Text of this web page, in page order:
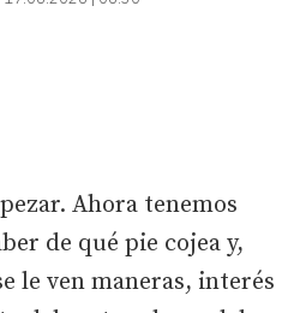
Ahora tenemos
de qué pie cojea y,
le ven maneras, interés